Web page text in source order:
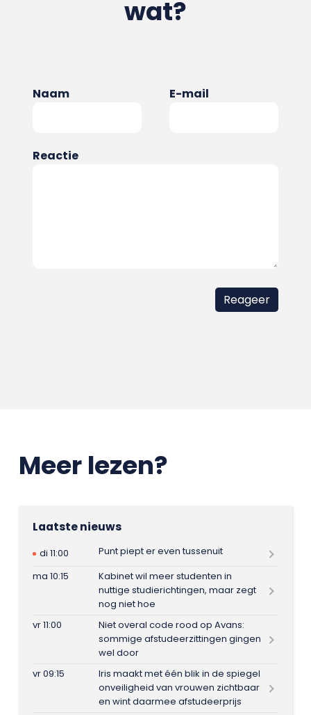
wat?
Naam E-mail
Reactie
Meer lezen?
Laatste nieuws
di 11:00
Punt piept er even tussenuit
ma 10:15
Kabinet wil meer studenten in
nuttige studierichtingen, maar zegt
nog niet hoe
vr 11:00
Niet overal code rood op Avans:
sommige afstudeerzittingen gingen
wel door
vr 09:15
Iris maakt met één blik in de spiegel
onveiligheid van vrouwen zichtbaar
en wint daarmee afstudeerprijs